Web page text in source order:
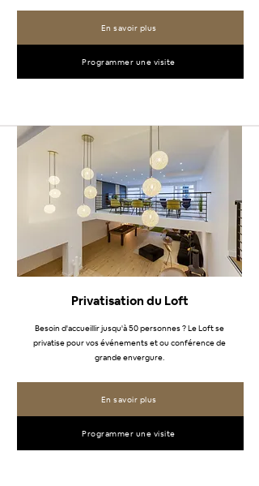
En savoir plus
Programmer une visite
Privatisation du Loft
Besoin d'accueillir jusqu'à 50 personnes ? Le Loft se
privatise pour vos événements et ou conférence de
grande envergure.
En savoir plus
Programmer une visite